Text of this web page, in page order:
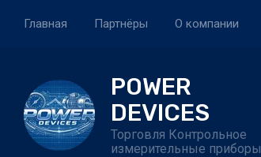
Главная Партнёры О компании
POWER
DEVICES
Торговля Контрольное
измерительные приборы